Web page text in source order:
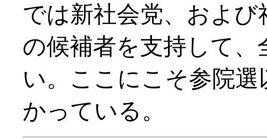
では新社会党、およ
の候補者を支持して
い。ここにこそ参院
かっている。